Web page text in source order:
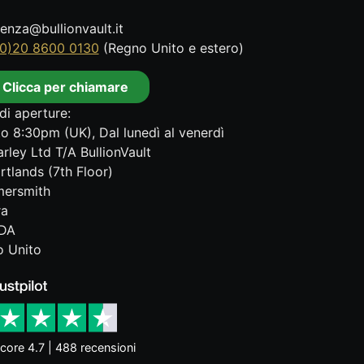
8600 0130 (Regno Unito e estero)
per chiamare
aperture:
8:30pm (UK), Dal lunedì al venerdì
Ltd T/A BullionVault
(7th Floor)
Unito
4.7 | 488 recensioni